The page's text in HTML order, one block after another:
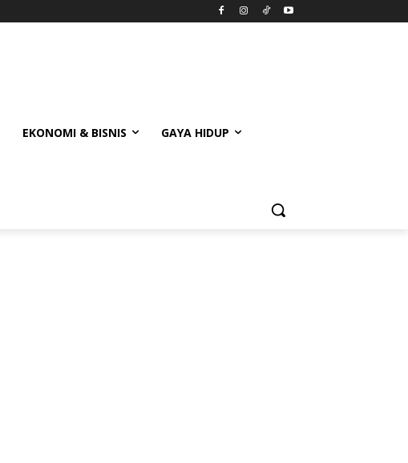
EKONOMI & BISNIS GAYA HIDUP